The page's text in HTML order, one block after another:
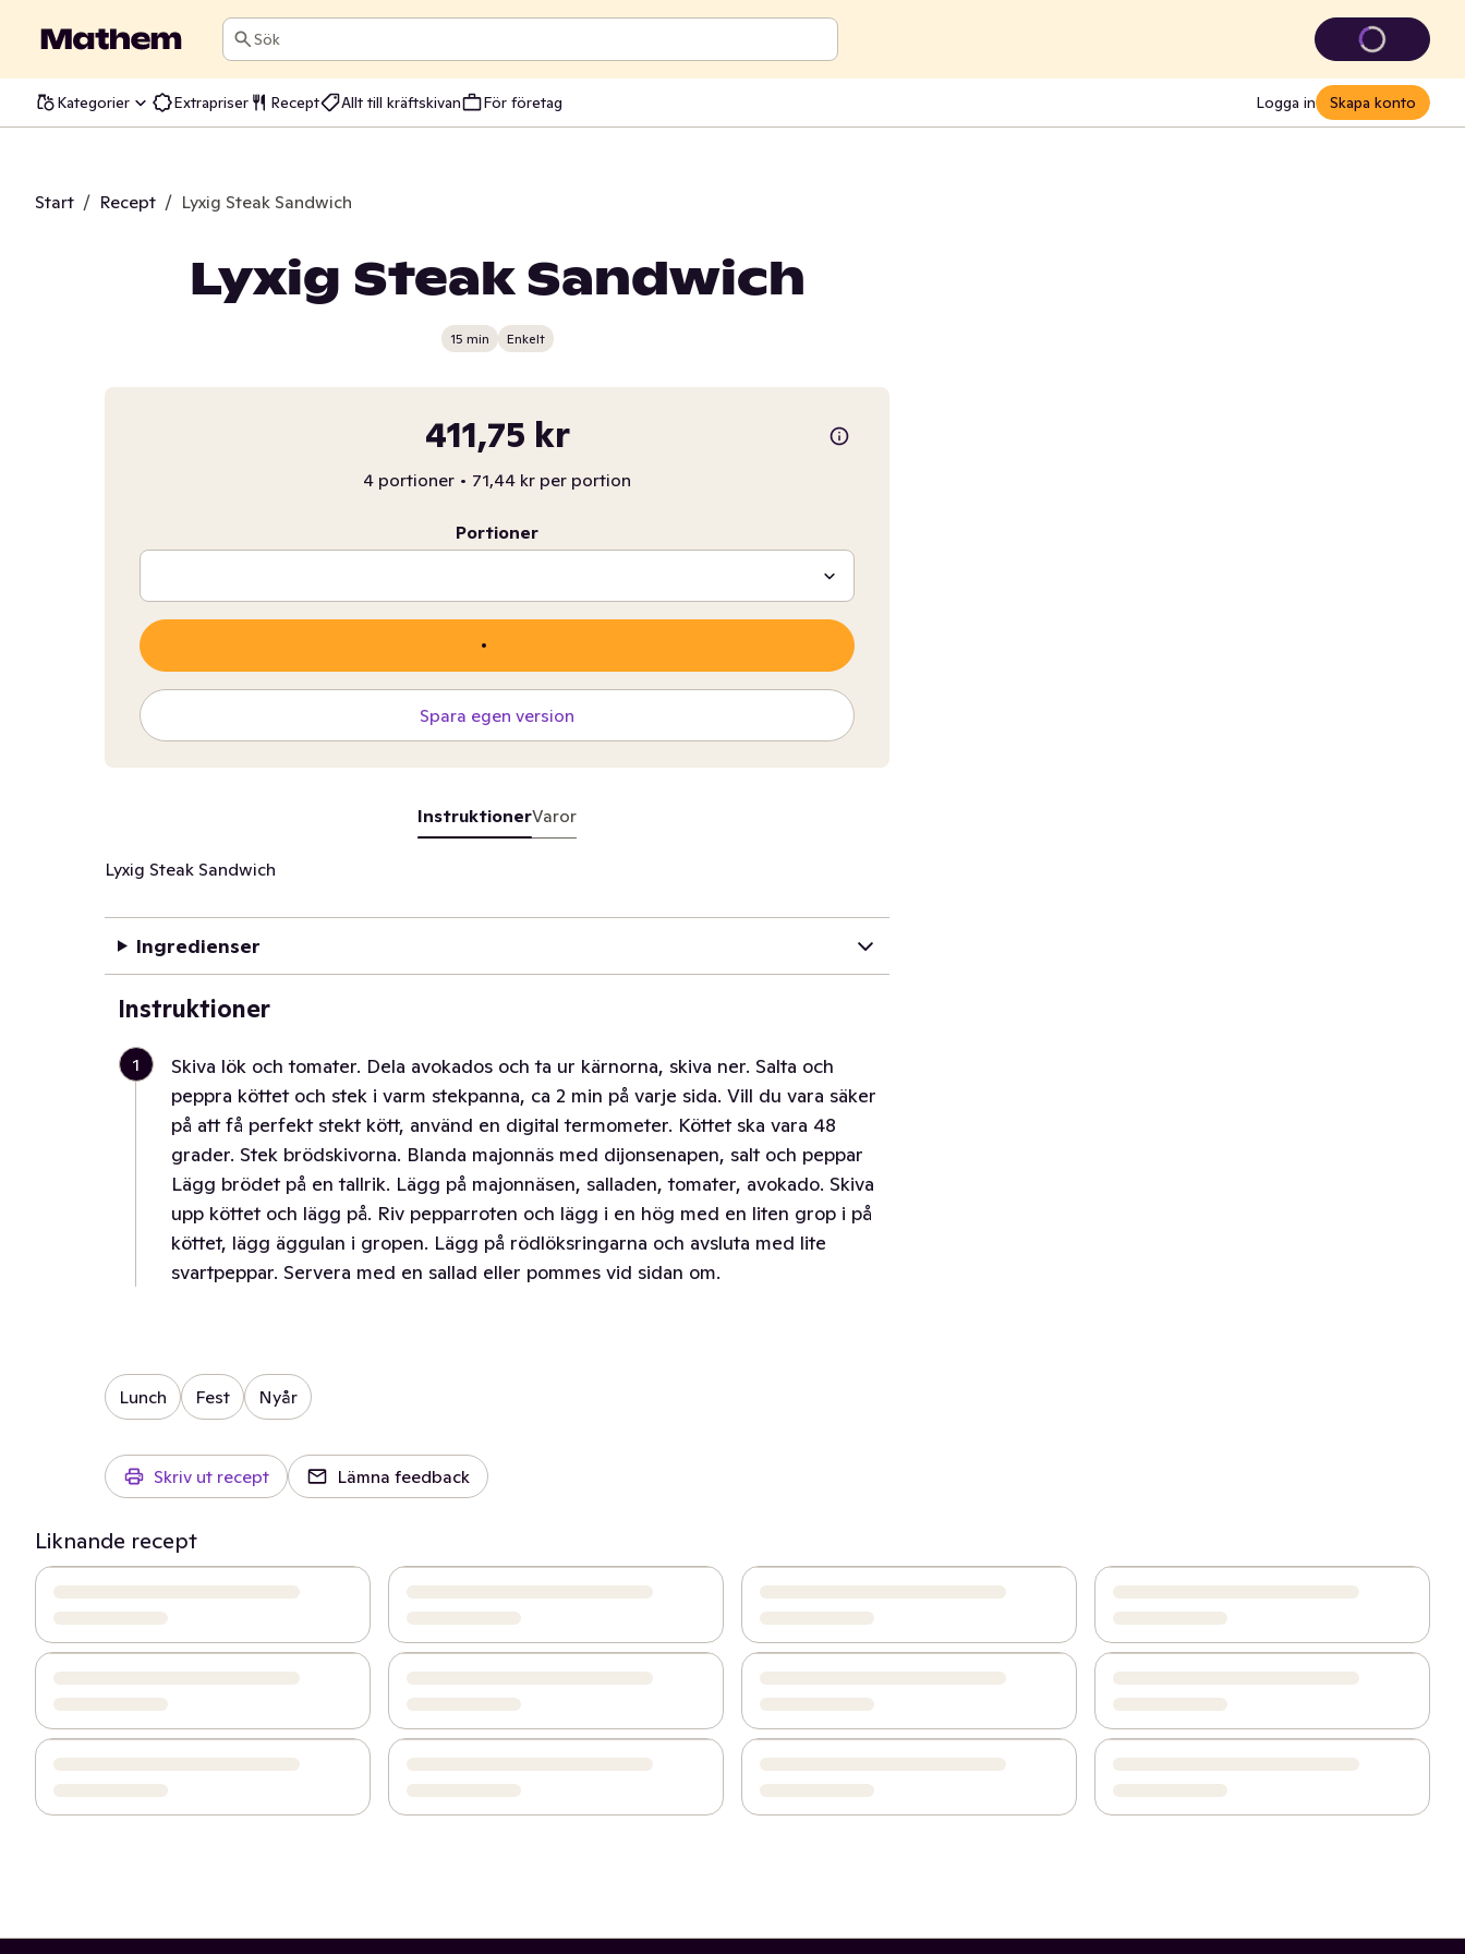
Sök
Kategorier Extrapriser Recept Allt till kräftskivan För företag Logga in Skapa konto
Start / Recept / Lyxig Steak Sandwich
Lyxig Steak Sandwich
15 min Enkelt
411,75 kr
4 portioner • 71,44 kr per portion
Portioner
Spara egen version
InstruktionerVaror
Lyxig Steak Sandwich
Ingredienser
Instruktioner
1
Skiva lök och tomater. Dela avokados och ta ur kärnorna, skiva ner. Salta och
peppra köttet och stek i varm stekpanna, ca 2 min på varje sida. Vill du vara säker
på att få perfekt stekt kött, använd en digital termometer. Köttet ska vara 48
grader. Stek brödskivorna. Blanda majonnäs med dijonsenapen, salt och peppar
Lägg brödet på en tallrik. Lägg på majonnäsen, salladen, tomater, avokado. Skiva
upp köttet och lägg på. Riv pepparroten och lägg i en hög med en liten grop i på
köttet, lägg äggulan i gropen. Lägg på rödlöksringarna och avsluta med lite
svartpeppar. Servera med en sallad eller pommes vid sidan om.
Lunch Fest Nyår
Skriv ut recept Lämna feedback
Liknande recept